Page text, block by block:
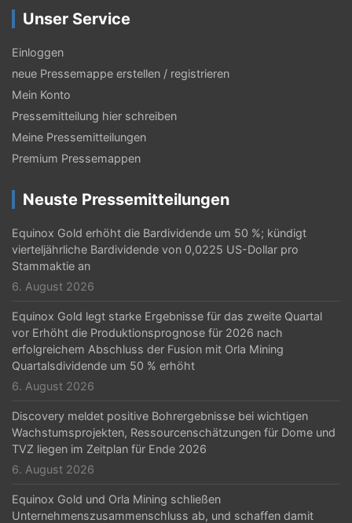
g
s
-
N
a
v
g
a
t
i
o
n
Unser Service
Einloggen
neue Pressemappe erstellen / registrieren
Mein Konto
Pressemitteilung hier schreiben
Meine Pressemitteilungen
Premium Pressemappen
Neuste Pressemitteilungen
Equinox Gold erhöht die Bardividende um 50 %; kündigt
vierteljährliche Bardividende von 0,0225 US-Dollar pro
Stammaktie an
6. August 2026
Equinox Gold legt starke Ergebnisse für das zweite Quartal
vor Erhöht die Produktionsprognose für 2026 nach
erfolgreichem Abschluss der Fusion mit Orla Mining
Quartalsdividende um 50 % erhöht
6. August 2026
Discovery meldet positive Bohrergebnisse bei wichtigen
Wachstumsprojekten, Ressourcenschätzungen für Dome und
TVZ liegen im Zeitplan für Ende 2026
6. August 2026
Equinox Gold und Orla Mining schließen
Unternehmenszusammenschluss ab, und schaffen damit